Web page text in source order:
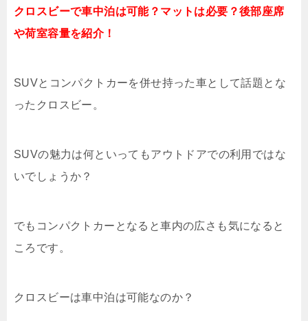
クロスビーで車中泊は可能？マットは必要？後部座席
や荷室容量を紹介！
SUVとコンパクトカーを併せ持った車として話題とな
ったクロスビー。
SUVの魅力は何といってもアウトドアでの利用ではな
いでしょうか？
でもコンパクトカーとなると車内の広さも気になると
ころです。
クロスビーは車中泊は可能なのか？